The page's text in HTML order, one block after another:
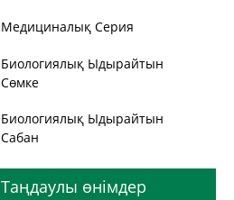
Медициналық Серия
Биологиялық Ыдырайтын
Сөмке
Биологиялық Ыдырайтын
Сабан
Таңдаулы өнімдер